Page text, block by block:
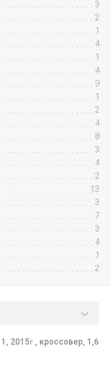
3
2
1
4
1
4
9
1
2
4
8
3
4
2
13
3
7
3
4
1
2
1, 2015г., кроссовер, 1,6